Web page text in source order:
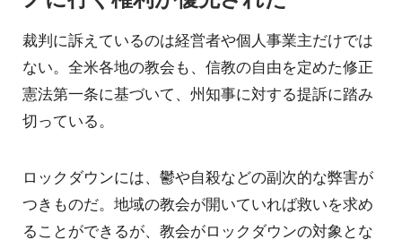
裁判に訴えているのは経営者や個人事業主だけでは
ない。全米各地の教会も、信教の自由を定めた修正
憲法第一条に基づいて、州知事に対する提訴に踏み
切っている。
ロックダウンには、鬱や自殺などの副次的な弊害が
つきものだ。地域の教会が開いていれば救いを求め
ることができるが、教会がロックダウンの対象とな